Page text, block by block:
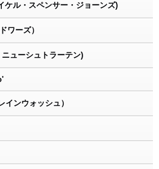
ル・スペンサー・ジョーンズ)
ワーズ）
ューシュトラーテン)
ンウォッシュ）